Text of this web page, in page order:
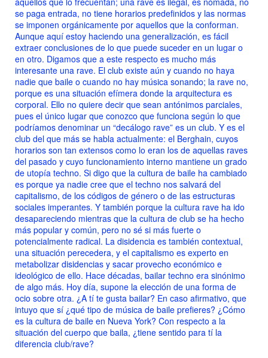
se paga entrada, no tiene horarios predefinidos y las normas
se imponen orgánicamente por aquellos que la conforman.
Aunque aquí estoy haciendo una generalización, es fácil
extraer conclusiones de lo que puede suceder en un lugar o
en otro. Digamos que a este respecto es mucho más
interesante una rave. El club existe aún y cuando no haya
nadie que baile o cuando no hay música sonando; la rave no,
porque es una situación efímera donde la arquitectura es
corporal. Ello no quiere decir que sean antónimos parciales,
pues el único lugar que conozco que funciona según lo que
podríamos denominar un “decálogo rave” es un club. Y es el
club del que más se habla actualmente: el Berghain, cuyos
horarios son tan extensos como lo eran los de aquellas raves
del pasado y cuyo funcionamiento interno mantiene un grado
de utopía techno. Si digo que la cultura de baile ha cambiado
es porque ya nadie cree que el techno nos salvará del
capitalismo, de los códigos de género o de las estructuras
sociales imperantes. Y también porque la cultura rave ha ido
desapareciendo mientras que la cultura de club se ha hecho
más popular y común, pero no sé si más fuerte o
potencialmente radical. La disidencia es también contextual,
una situación perecedera, y el capitalismo es experto en
metabolizar disidencias y sacar provecho económico e
ideológico de ello. Hace décadas, bailar techno era sinónimo
de algo más. Hoy día, supone la elección de una forma de
ocio sobre otra. ¿A tí te gusta bailar? En caso afirmativo, que
intuyo que sí ¿qué tipo de música de baile prefieres? ¿Cómo
es la cultura de baile en Nueva York? Con respecto a la
situación del cuerpo que baila, ¿tiene sentido para tí la
diferencia club/rave?